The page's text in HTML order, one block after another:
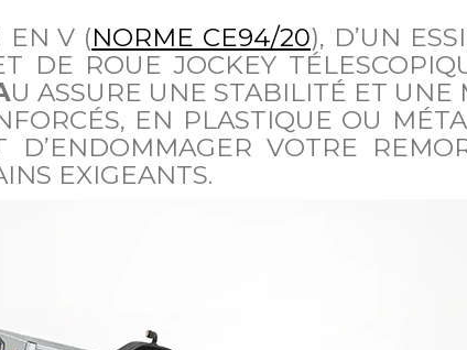
EN V (NORME CE94/20), D’UN
DE ROUE JOCKEY
U ASSURE UNE STABILITÉ ET
EN PLASTIQUE OU
D’ENDOMMAGER VOTRE
EXIGEANTS.